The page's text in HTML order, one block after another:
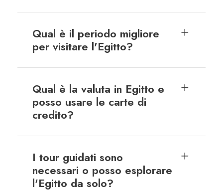
Qual è il periodo migliore
per visitare l'Egitto?
Qual è la valuta in Egitto e
posso usare le carte di
credito?
I tour guidati sono
necessari o posso esplorare
l'Egitto da solo?